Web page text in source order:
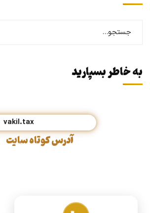
به خاطر بسپارید
vakil.tax
آدرس کوتاه سایت